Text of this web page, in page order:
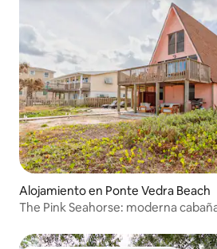
Alojamiento en Ponte Vedra Beach
The Pink Seahorse: moderna